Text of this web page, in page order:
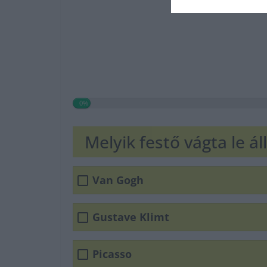
0%
Melyik festő vágta le
Van Gogh
Gustave Klimt
Picasso